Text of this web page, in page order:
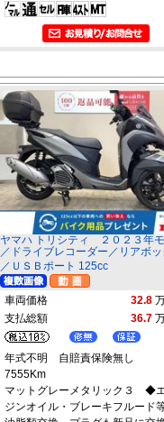
ヤマハ トリシティ ２０２３年
／ドライブレコーダー／リアボ
／ＵＳＢポート 125cc
車両価格 32.8
支払総額
36.7
年式不明 自賠責保険無し
7555Km
マットグレーメタリック３ ◆
ジンオイル・ブレーキフルード